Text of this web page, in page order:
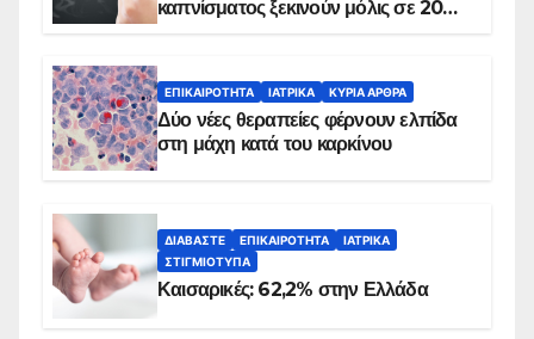
καπνίσματος ξεκινούν μόλις σε 20
ΕΠΙΚΑΙΡΌΤΗΤΑ ΙΑΤΡΙΚΆ ΚΥΡΙΑ ΑΡΘΡΑ
Δύο νέες θεραπείες φέρνουν ελπίδα
στη μάχη κατά του καρκίνου
ΔΙΑΒΆΣΤΕ ΕΠΙΚΑΙΡΌΤΗΤΑ
ΙΑΤΡΙΚΆ
ΣΤΙΓΜΙΌΤΥΠΑ
Καισαρικές: 62,2% στην Ελλάδα